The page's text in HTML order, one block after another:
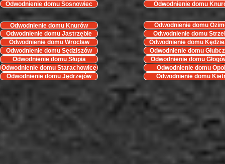
Odwodnienie domu
Odwodnienie domu Sosnowiec
Odwodnienie domu Jastrzębie
Odwodnienie domu Knurów
Odwodnienie domu
Odwodnienie domu
Opolskie
Odwodnienie domu
Odwodnienie domu
Odwodnienie domu Starachowice
Odwodnienie domu Jędrzejów
Odwodnienie domu
Koźle
Odwodnienie domu
Odwodnienie domu
Odwodnienie domu Sędziszów
Odwodnienie domu Słupia
Odwodnienie domu Wrocław